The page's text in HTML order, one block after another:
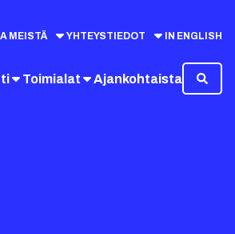
MEISTÄ YHTEYSTIEDOT IN ENGLISH
Toimialat Ajankohtaista